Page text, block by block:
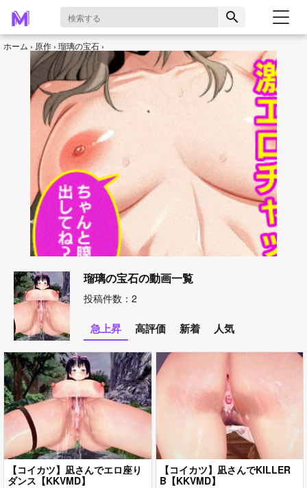
search
ホーム 原作 瑠璃の宝石
瑠璃の宝石の動画一覧
投稿件数：2
急上昇 高評価 新着 人気
【コイカツ】凪さんでエロ座り
ダンス【KKVMD】
【コイカツ】凪さんでKILLER
B【KKVMD】